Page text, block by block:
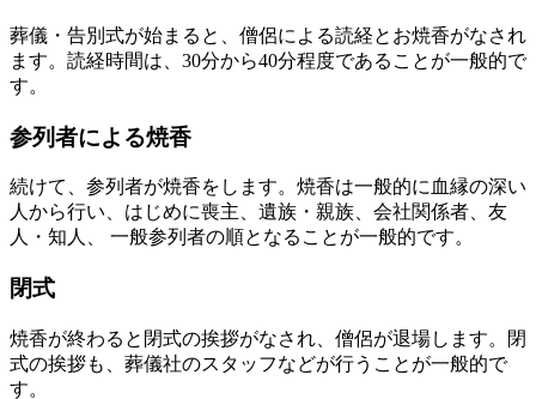
葬儀・告別式が始まると、僧侶による読経とお焼香がなされ
ます。読経時間は、30分から40分程度であることが一般的で
す。
参列者による焼香
続けて、参列者が焼香をします。焼香は一般的に血縁の深い
人から行い、はじめに喪主、遺族・親族、会社関係者、友
人・知人、 一般参列者の順となることが一般的です。
閉式
焼香が終わると閉式の挨拶がなされ、僧侶が退場します。閉
式の挨拶も、葬儀社のスタッフなどが行うことが一般的で
す。